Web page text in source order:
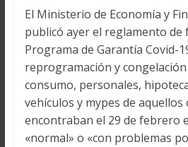
El Ministerio de Economía y
publicó ayer el reglamento de
Programa de Garantía Covid-
reprogramación y
consumo, personales,
vehículos y mypes de aquellos
encontraban el 29 de febrero
«normal» o «con problemas